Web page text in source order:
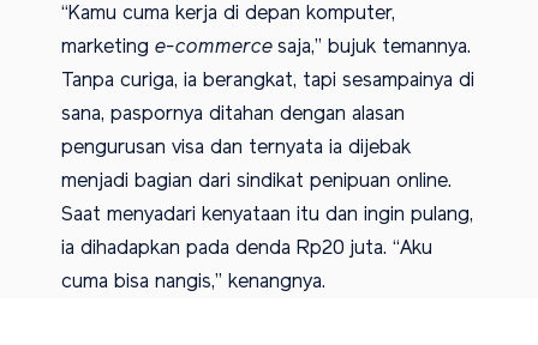
“Kamu cuma kerja di depan komputer,
marketing e-commerce saja,” bujuk temannya.
Tanpa curiga, ia berangkat, tapi sesampainya di
sana, paspornya ditahan dengan alasan
pengurusan visa dan ternyata ia dijebak
menjadi bagian dari sindikat penipuan online.
Saat menyadari kenyataan itu dan ingin pulang,
ia dihadapkan pada denda Rp20 juta. “Aku
cuma bisa nangis,” kenangnya.